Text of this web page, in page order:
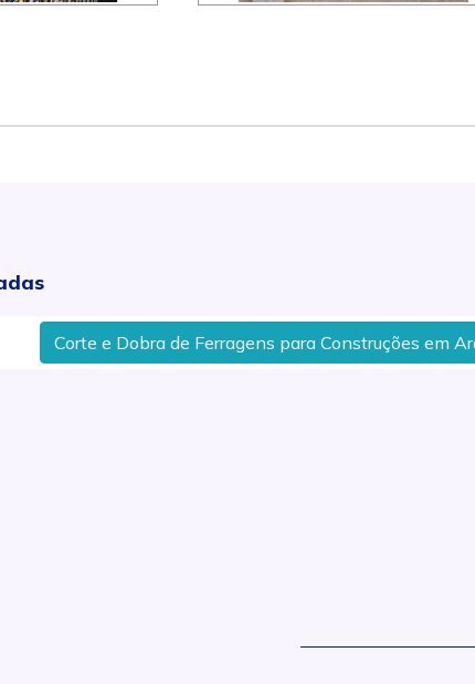
Corte e Dobra de Ferragens para Construções em Araras